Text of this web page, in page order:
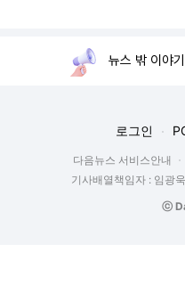
뉴스 밖 이야
로그인
다음뉴스 서비스안내
기사배열책임자 : 임광욱
ⓒ